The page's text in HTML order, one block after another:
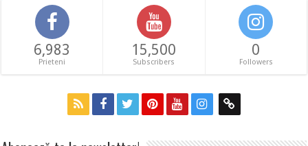
6,983
Prieteni
15,500
Subscribers
0
Followers